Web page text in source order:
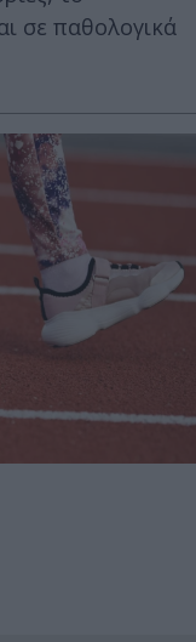
σε παθολογικά